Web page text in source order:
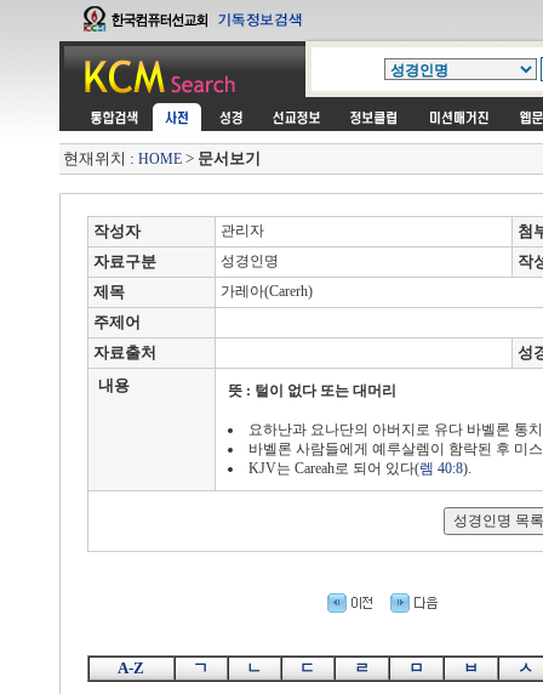
현재위치 : HOME > 문서보기
작성자 관리자
첨
자료구분
성경인명
작
제목
가레아(Carerh)
주제어
자료출처
성
내용
뜻 : 털이 없다 또는 대머리
요하난과 요나단의 아버지로 유다 바벨론 통
바벨론 사람들에게 예루살렘이 함락된 후 미
KJV는 Careah로 되어 있다(렘 40:8).
A-Z ㄱ ㄴ ㄷ ㄹ ㅁ ㅂ ㅅ